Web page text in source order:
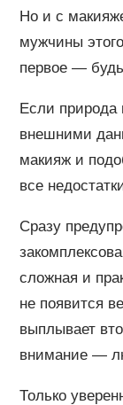
Но и с
мужчины
первое —
Если
внешними
макияж и
все
Сразу
сложная и
не появится
выплывает
внимание —
Только